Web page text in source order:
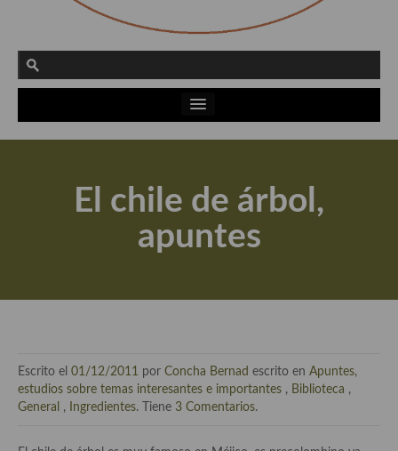
Actualidad y recomendaciones
Apuntes, estudios sobre temas interesantes e importantes
Aceite de Oliva Virgen Extra (AOVE)
El mundo del vino y las bebidas
El chile de árbol,
apuntes
Escrito el 01/12/2011 por Concha Bernad escrito en Apuntes,
estudios sobre temas interesantes e importantes , Biblioteca ,
General
, Ingredientes. Tiene 3 Comentarios.